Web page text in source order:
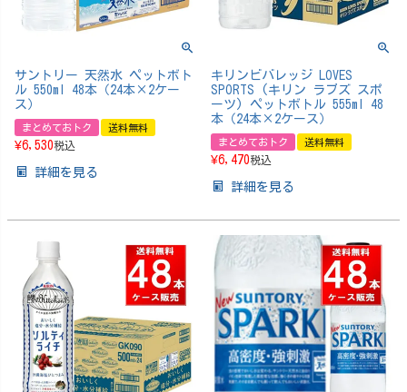
サントリー 天然水 ペットボト
ル 550ml 48本（24本×2ケー
ス）
まとめておトク 送料無料
¥6,530税込
詳細を見る
キリンビバレッジ LOVES
SPORTS (キリン ラブズ スポ
ーツ) ペットボトル 555ml 48
本（24本×2ケース）
まとめておトク 送料無料
¥6,470税込
詳細を見る